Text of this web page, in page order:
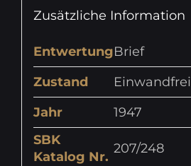
Zusätzliche Information
EntwertungBrief
Zustand
Einwandfrei
Jahr
1947
SBK
Katalog Nr.
207/248